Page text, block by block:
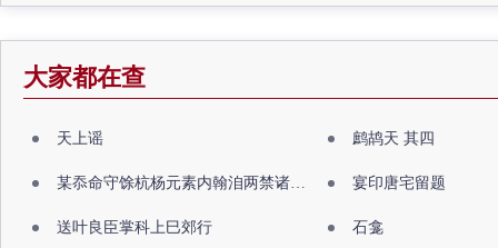
大家都在查
天上谣 鹧鸪天 其四
某忝命守馀杭杨元素内翰洎两禁诸公出祖佛寺 宴印唐宅留题
送叶良臣掌科上巳郊行 石龛